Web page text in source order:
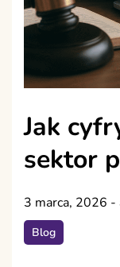
Jak
sektor
3 marca, 2026 -
Blog